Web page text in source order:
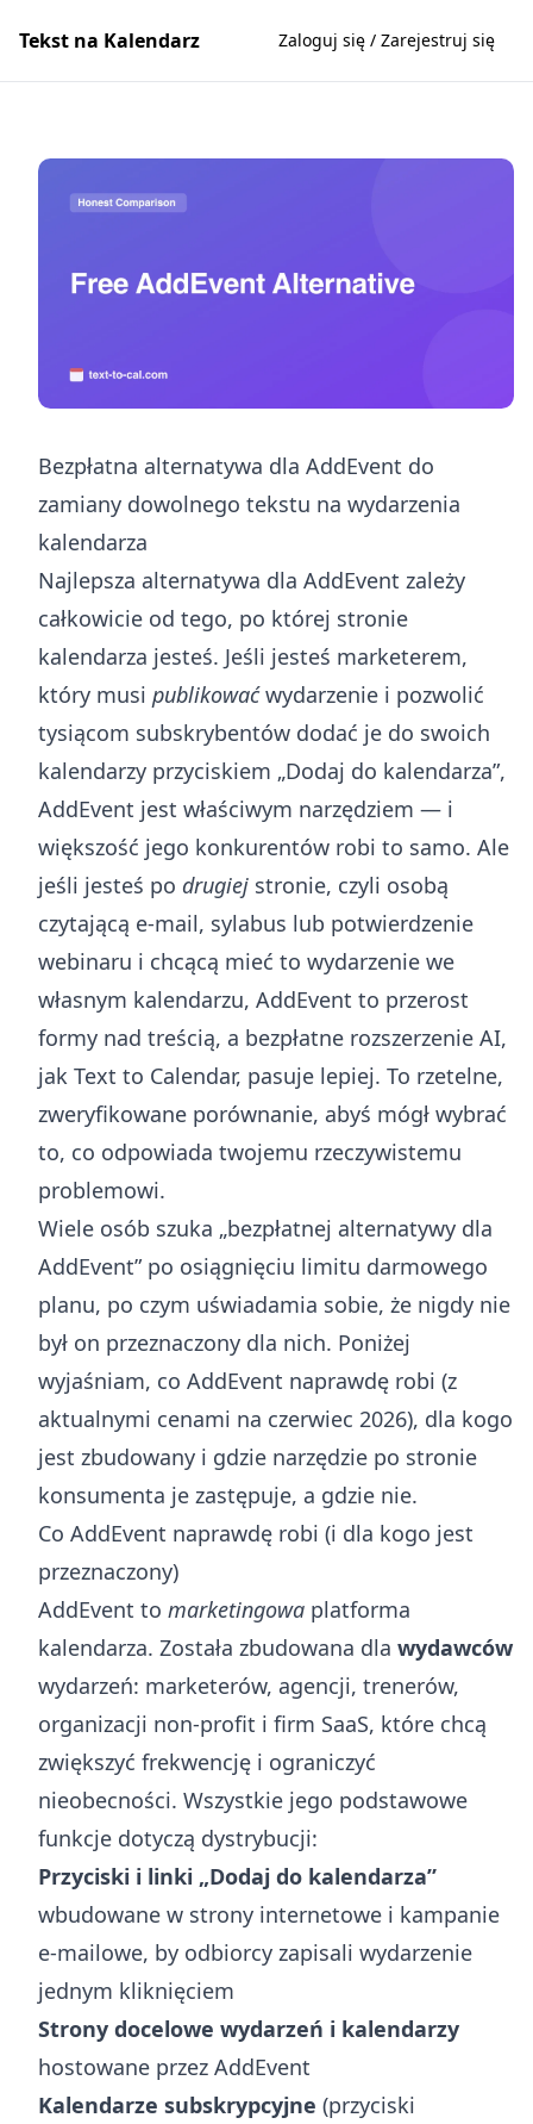
Tekst na Kalendarz Zaloguj się / Zarejestruj się
Bezpłatna alternatywa dla AddEvent do
zamiany dowolnego tekstu na wydarzenia
kalendarza
Najlepsza alternatywa dla AddEvent zależy
całkowicie od tego, po której stronie
kalendarza jesteś. Jeśli jesteś marketerem,
który musi publikowaćwydarzenie i pozwolić
tysiącom subskrybentów dodać je do swoich
kalendarzy przyciskiem „Dodaj do kalendarza”,
AddEvent jest właściwym narzędziem — i
większość jego konkurentów robi to samo. Ale
jeśli jesteś po drugiej stronie, czyli osobą
czytającą e-mail, sylabus lub potwierdzenie
webinaru i chcącą mieć to wydarzenie we
własnym kalendarzu, AddEvent to przerost
formy nad treścią, a bezpłatne rozszerzenie AI,
jak Text to Calendar, pasuje lepiej. To rzetelne,
zweryfikowane porównanie, abyś mógł wybrać
to, co odpowiada twojemu rzeczywistemu
problemowi.
Wiele osób szuka „bezpłatnej alternatywy dla
AddEvent” po osiągnięciu limitu darmowego
planu, po czym uświadamia sobie, że nigdy nie
był on przeznaczony dla nich. Poniżej
wyjaśniam, co AddEvent naprawdę robi (z
aktualnymi cenami na czerwiec 2026), dla kogo
jest zbudowany i gdzie narzędzie po stronie
konsumenta je zastępuje, a gdzie nie.
Co AddEvent naprawdę robi (i dla kogo jest
przeznaczony)
AddEvent to marketingowa platforma
kalendarza. Została zbudowana dla wydawców
wydarzeń: marketerów, agencji, trenerów,
organizacji non-profit i firm SaaS, które chcą
zwiększyć frekwencję i ograniczyć
nieobecności. Wszystkie jego podstawowe
funkcje dotyczą dystrybucji:
Przyciski i linki „Dodaj do kalendarza”
wbudowane w strony internetowe i kampanie
e-mailowe, by odbiorcy zapisali wydarzenie
jednym kliknięciem
Strony docelowe wydarzeń i kalendarzy
hostowane przez AddEvent
Kalendarze subskrypcyjne (przyciski